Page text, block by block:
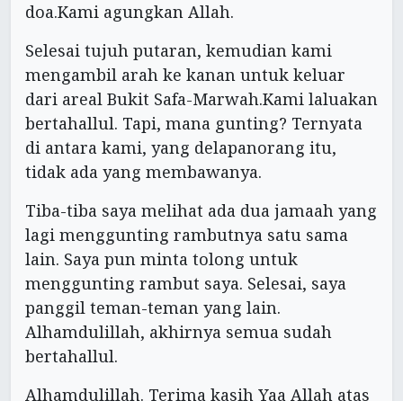
doa.Kami agungkan Allah.
Selesai tujuh putaran, kemudian kami
mengambil arah ke kanan untuk keluar
dari areal Bukit Safa-Marwah.Kami laluakan
bertahallul. Tapi, mana gunting? Ternyata
di antara kami, yang delapanorang itu,
tidak ada yang membawanya.
Tiba-tiba saya melihat ada dua jamaah yang
lagi menggunting rambutnya satu sama
lain. Saya pun minta tolong untuk
menggunting rambut saya. Selesai, saya
panggil teman-teman yang lain.
Alhamdulillah, akhirnya semua sudah
bertahallul.
Alhamdulillah. Terima kasih Yaa Allah atas